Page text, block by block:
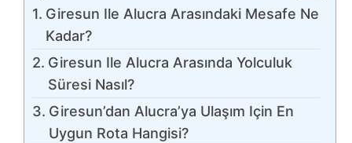
Giresun Ile Alucra Arasındaki Mesafe Ne
Kadar?
Giresun Ile Alucra Arasında Yolculuk
Süresi Nasıl?
Giresun’dan Alucra’ya Ulaşım Için En
Uygun Rota Hangisi?